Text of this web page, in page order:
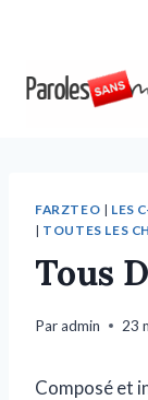
FARZTEO | LES
| TOUTES LES
Tous
Paradmin 23
Composé et